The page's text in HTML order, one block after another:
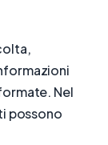
Nel
possono